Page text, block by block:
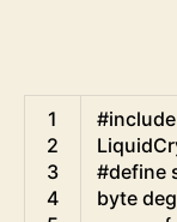
1
2
3
4
#define
byte